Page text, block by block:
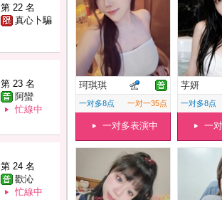
第 22 名
真心卜騙
第 23 名
阿蠻
忙線中
第 24 名
歡沁
忙線中
珂琪琪
一对多8点 一对一35点
一对多表演中
芓妍
一对多8点
一